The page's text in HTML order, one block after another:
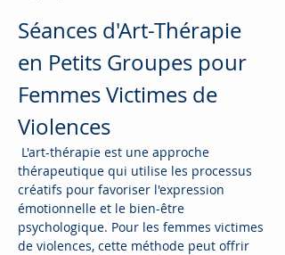
Séances d'Art-Thérapie
en Petits Groupes pour
Femmes Victimes de
Violences
L'art-thérapie est une approche
thérapeutique qui utilise les processus
créatifs pour favoriser l'expression
émotionnelle et le bien-être
psychologique. Pour les femmes victimes
de violences, cette méthode peut offrir